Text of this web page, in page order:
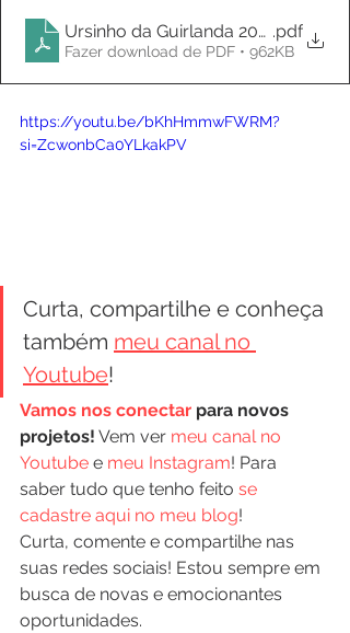
Ursinho da Guirlanda 2023.pdf
Fazer download de PDF • 962KB
https://youtu.be/bKhHmmwFWRM?
si=ZcwonbCa0YLkakPV
Curta, compartilhe e conheça
também meu canal no
Youtube!
Vamos nos conectar para novos
projetos! Vem ver meu canal no
Youtube e meu Instagram! Para
saber tudo que tenho feito se
cadastre aqui no meu blog!
Curta, comente e compartilhe nas
suas redes sociais! Estou sempre em
busca de novas e emocionantes
oportunidades.